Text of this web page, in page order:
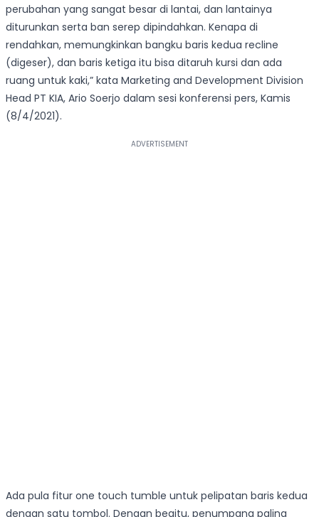
perubahan yang sangat besar di lantai, dan lantainya
diturunkan serta ban serep dipindahkan. Kenapa di
rendahkan, memungkinkan bangku baris kedua recline
(digeser), dan baris ketiga itu bisa ditaruh kursi dan ada
ruang untuk kaki,” kata Marketing and Development Division
Head PT KIA, Ario Soerjo dalam sesi konferensi pers, Kamis
(8/4/2021).
Ada pula fitur one touch tumble untuk pelipatan baris kedua
dengan satu tombol. Dengan begitu, penumpang paling